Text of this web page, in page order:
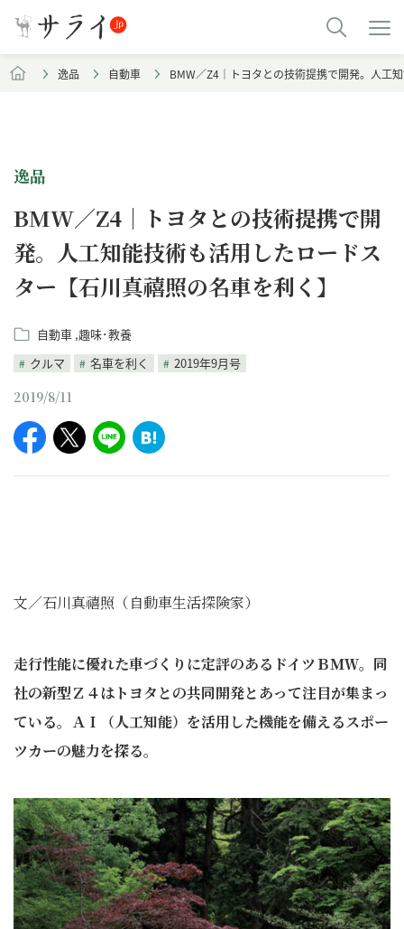
逸品 自動車 BMW／Z4｜トヨタとの技術提携で開発。人工
逸品
BMW／Z4｜トヨタとの技術提携で開
発。人工知能技術も活用したロードス
ター【石川真禧照の名車を利く】
自動車 趣味･教養
クルマ
名車を利く 2019年9月号
2019/8/11
文／石川真禧照（自動車生活探険家）
走行性能に優れた車づくりに定評のあるドイツＢＭＷ。同
社の新型Ｚ４はトヨタとの共同開発とあって注目が集まっ
ている。ＡＩ（人工知能）を活用した機能を備えるスポー
ツカーの魅力を探る。